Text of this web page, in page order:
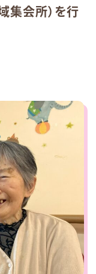
集会所）を行